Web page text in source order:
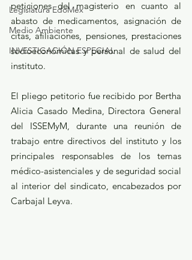
Legislatura EdoMéx
Medio Ambiente
INVESTIGACIÓN ESPECIAL
peticiones del magisterio en cuanto al
abasto de medicamentos, asignación de
citas, afiliaciones, pensiones, prestaciones
socioeconómicas y personal de salud del
instituto.
El pliego petitorio fue recibido por Bertha
Alicia Casado Medina, Directora General
del ISSEMyM, durante una reunión de
trabajo entre directivos del instituto y los
principales responsables de los temas
médico-asistenciales y de seguridad social
al interior del sindicato, encabezados por
Carbajal Leyva.